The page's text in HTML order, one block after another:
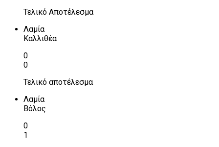
Τελικό Αποτέλεσμα
Λαμία
Καλλιθέα
0
0
Τελικό αποτέλεσμα
Λαμία
Βόλος
0
1